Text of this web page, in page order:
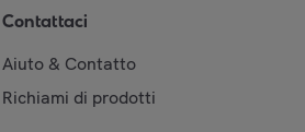
Contattaci
Aiuto & Contatto
Richiami di prodotti